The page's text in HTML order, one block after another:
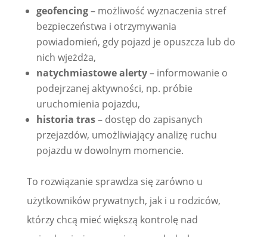
geofencing– możliwość wyznaczenia stref
bezpieczeństwa i otrzymywania
powiadomień, gdy pojazd je opuszcza lub do
nich wjeżdża,
natychmiastowe alerty– informowanie o
podejrzanej aktywności, np. próbie
uruchomienia pojazdu,
historia tras– dostęp do zapisanych
przejazdów, umożliwiający analizę ruchu
pojazdu w dowolnym momencie.
To rozwiązanie sprawdza się zarówno u
użytkowników prywatnych, jak i u rodziców,
którzy chcą mieć większą kontrolę nad